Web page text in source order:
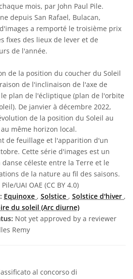
mois, par John Paul Pile.
depuis San Rafael, Bulacan,
a remporté le troisième prix
fixes des lieux de lever et de
de l'année.
de la position du coucher du Soleil
de l'inclinaison de l'axe de
plan de l'écliptique (plan de l'orbite
De janvier à décembre 2022,
de la position du Soleil au
même horizon local.
de feuillage et l'apparition d'un
Cette série d'images est un
céleste entre la Terre et le
de la nature au fil des saisons.
UAI OAE (CC BY 4.0)
Equinoxe , Solstice , Solstice d'hiver ,
du soleil (Arc diurne)
Not yet approved by a reviewer
Remy
al concorso di